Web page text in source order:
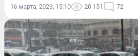
16 марта, 2023, 15:10 20 151 72